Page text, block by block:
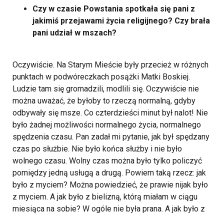
Czy w czasie Powstania spotkała się pani z
jakimiś przejawami życia religijnego? Czy brała
pani udział w mszach?
Oczywiście. Na Starym Mieście były przecież w różnych
punktach w podwóreczkach posążki Matki Boskiej.
Ludzie tam się gromadzili, modlili się. Oczywiście nie
można uważać, że byłoby to rzeczą normalną, gdyby
odbywały się msze. Co czterdzieści minut był nalot! Nie
było żadnej możliwości normalnego życia, normalnego
spędzenia czasu. Pan zadał mi pytanie, jak był spędzany
czas po służbie. Nie było końca służby i nie było
wolnego czasu. Wolny czas można było tylko policzyć
pomiędzy jedną usługą a drugą. Powiem taką rzecz: jak
było z myciem? Można powiedzieć, że prawie nijak było
z myciem. A jak było z bielizną, którą miałam w ciągu
miesiąca na sobie? W ogóle nie była prana. A jak było z